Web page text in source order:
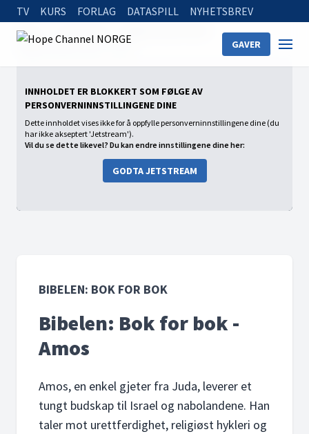
TV KURS FORLAG DATASPILL NYHETSBREV
GAVER
Home
Bibelen: Bok for bok - Amos
INNHOLDET ER BLOKKERT SOM FØLGE AV
PERSONVERNINNSTILLINGENE DINE
Dette innholdet vises ikke for å oppfylle personverninnstillingene dine (du
har ikke akseptert 'Jetstream').
Vil du se dette likevel? Du kan endre innstillingene dine her:
GODTA JETSTREAM
BIBELEN: BOK FOR BOK
Bibelen: Bok for bok -
Amos
Amos, en enkel gjeter fra Juda, leverer et
tungt budskap til Israel og nabolandene. Han
taler mot urettferdighet, religiøst hykleri og